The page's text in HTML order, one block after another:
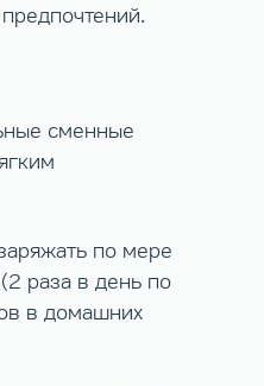
сменные
по мере
раза в день по
в домашних